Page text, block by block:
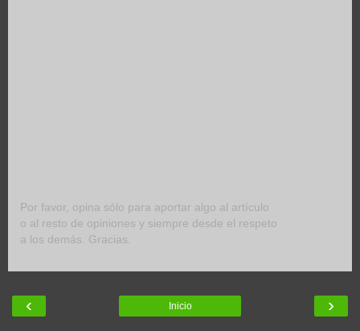
Por favor, opina sólo para aportar algo al artículo
o al resto de opiniones y siempre desde el respeto
a los demás. Gracias.
‹ ›
Inicio